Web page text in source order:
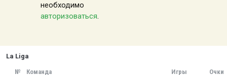
необходимо
авторизоваться.
La Liga
№ Команда Игры Очки